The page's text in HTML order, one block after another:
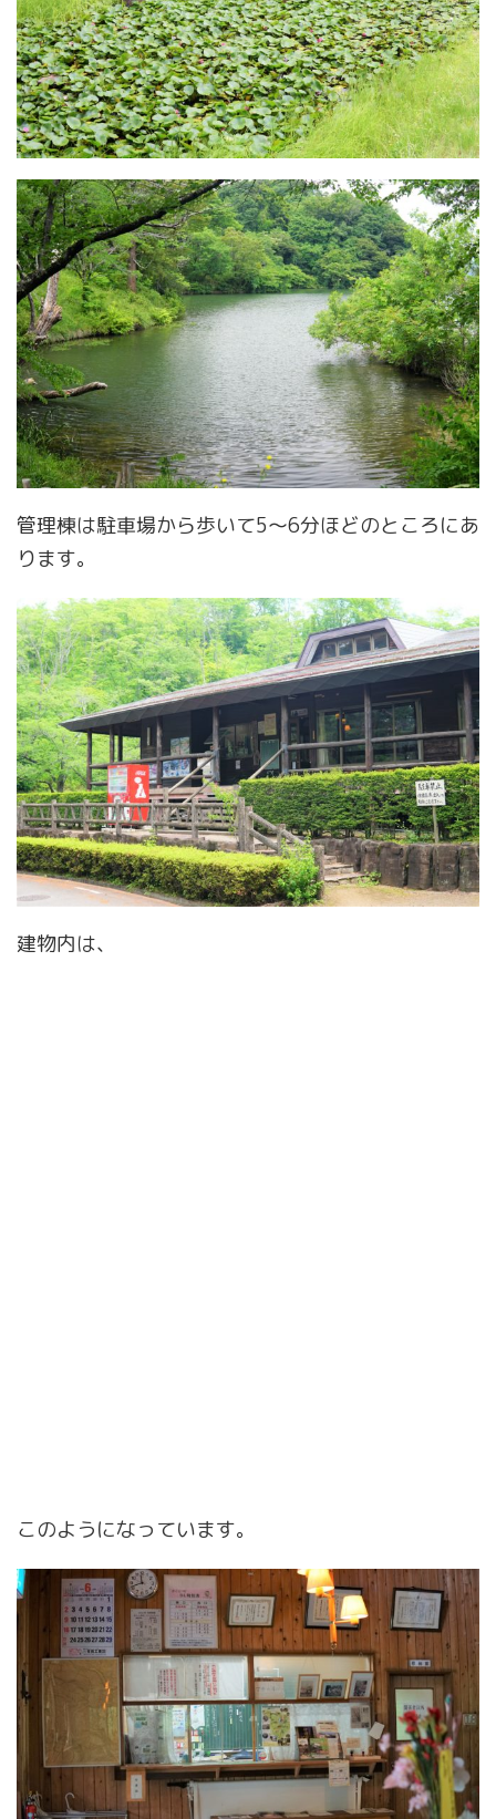
管理棟は駐車場から歩いて5～6分ほどのところにあ
ります。
建物内は、
このようになっています。